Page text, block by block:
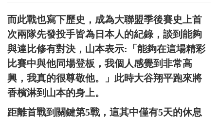
而此戰也寫下歷史，成為大聯盟季後賽史上首
次兩隊先發投手皆為日本人的紀錄，談到能夠
與達比修有對決，山本表示:「能夠在這場精彩
比賽中與他同場登板，我個人感覺到非常高
興，我真的很尊敬他。」此時大谷翔平跑來將
香檳淋到山本的身上。
距離首戰到關鍵第5戰，這其中僅有5天的休息